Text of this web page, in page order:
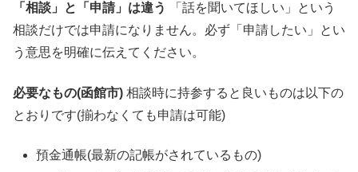
「相談」と「申請」は違う
「話を聞いてほしい」という
相談だけでは申請になりません。必ず「申請したい」とい
う意思を明確に伝えてください。
必要なもの(函館市) 相談時に持参すると良いものは以下の
とおりです(揃わなくても申請は可能)
預金通帳(最新の記帳がされているもの)